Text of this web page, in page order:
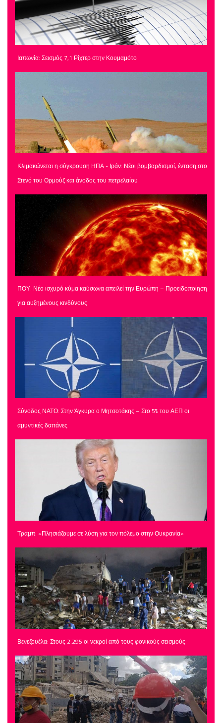
Ιαπωνία: Σεισμός 7,1 Ρίχτερ στην Κουμαμότο
Κλιμακώνεται η σύγκρουση ΗΠΑ - Ιράν: Νέοι βομβαρδισμοί, ένταση στο
Στενό του Ορμούζ και άνοδος του πετρελαίου
ΠΟΥ: Νέο ισχυρό κύμα καύσωνα απειλεί την Ευρώπη – Προειδοποίηση
για αυξημένους κινδύνους
Σύνοδος ΝΑΤΟ: Στην Άγκυρα ο Μητσοτάκης – Στο 5% του ΑΕΠ οι
αμυντικές δαπάνες
Τραμπ: «Πλησιάζουμε σε λύση για τον πόλεμο στην Ουκρανία»
Βενεζουέλα: Στους 2.295 οι νεκροί από τους φονικούς σεισμούς